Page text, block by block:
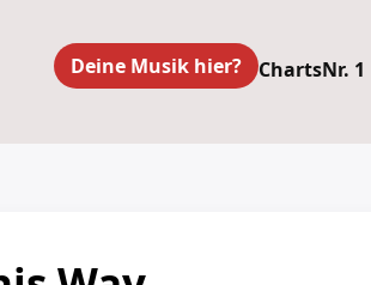
Deine Musik hier? ChartsNr.